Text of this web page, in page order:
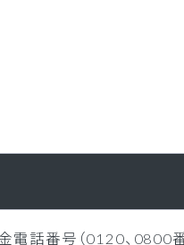
話番号（0120、0800番